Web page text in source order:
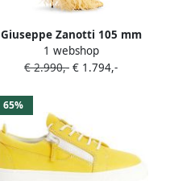
Giuseppe Zanotti 105 mm
Xylia knielaarzen Geel
1 webshop
€ 2.990,- € 1.794,-
65%